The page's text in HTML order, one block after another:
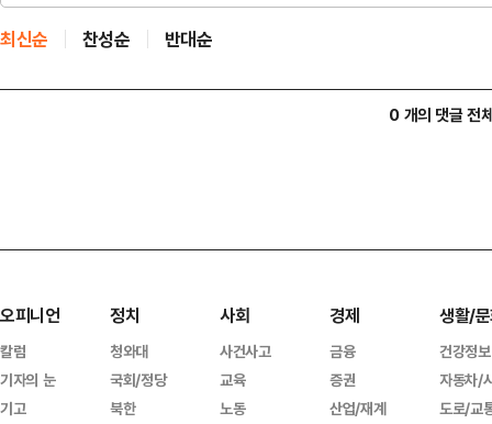
최신순 찬성순 반대순
0 개의 댓글 전
오피니언
칼럼
기자의 눈
기고
정치
청와대
국회/정당
북한
사회
사건사고
교육
노동
경제
금융
증권
산업/재계
생활/
건강정보
자동차/
도로/교